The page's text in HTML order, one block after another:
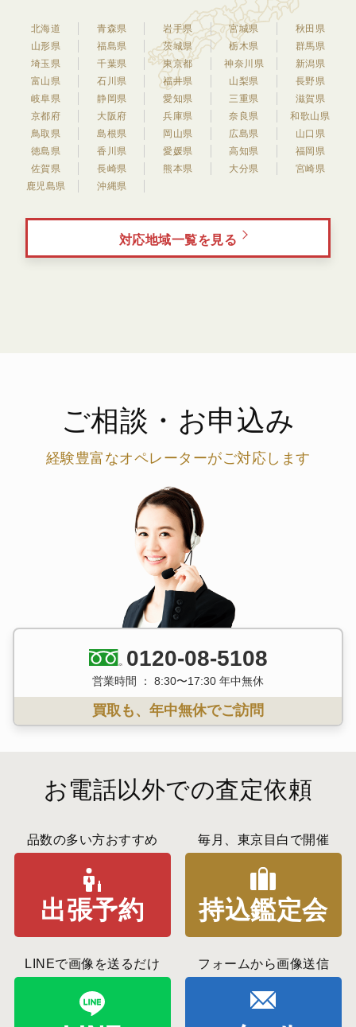
北海道 青森県 岩手県 宮城県
秋田県
山形県
福島県 茨城県 栃木県
群馬県
埼玉県
千葉県 東京都 神奈川県
新潟県
富山県
石川県 福井県 山梨県
長野県
岐阜県
静岡県 愛知県 三重県
滋賀県
京都府
大阪府 兵庫県 奈良県
和歌山県
鳥取県
島根県 岡山県 広島県
山口県
徳島県
香川県 愛媛県 高知県
福岡県
佐賀県
長崎県 熊本県 大分県
宮崎県
鹿児島県
沖縄県
対応地域一覧を見る
ご相談・お申込み
経験豊富なオペレーターがご対応します
0120-08-5108
営業時間 ： 8:30〜17:30 年中無休
買取も、年中無休でご訪問
お電話以外での査定依頼
品数の多い方おすすめ
出張予約
毎月、東京目白で開催
持込鑑定会
LINEで画像を送るだけ フォームから画像送信